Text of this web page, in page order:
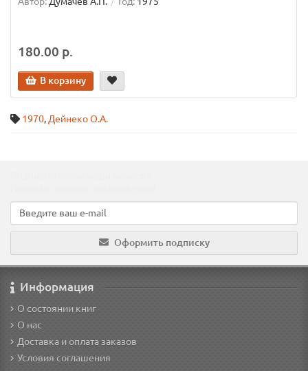
180.00 р.
В корзину
1970, Дейнеко О.А.
Оформить подписку
Информация
О состоянии книг
О нас
Доставка и оплата заказов
Условия соглашения